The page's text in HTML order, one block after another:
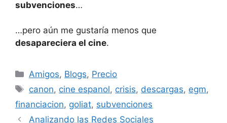
subvenciones…
…pero aún me gustaría menos que
desapareciera el cine.
Categorías
Amigos, Blogs, Precio
Etiquetas
canon, cine espanol, crisis, descargas, egm,
financiacion, goliat, subvenciones
Analizando las Redes Sociales